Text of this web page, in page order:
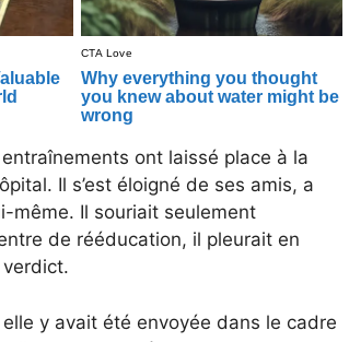
ont laissé place à la
Il s’est éloigné de ses amis, a
même. Il souriait seulement
de rééducation, il pleurait en
y avait été envoyée dans le cadre